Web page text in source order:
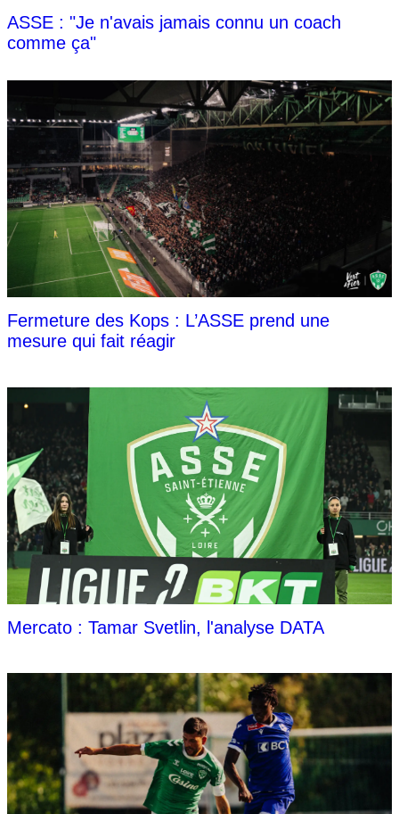
ASSE : "Je n'avais jamais connu un coach
comme ça"
Fermeture des Kops : L’ASSE prend une
mesure qui fait réagir
Mercato : Tamar Svetlin, l'analyse DATA